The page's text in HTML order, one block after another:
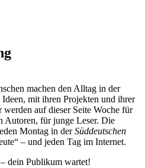
machen den Alltag in der
mit ihren Projekten und ihrer
auf dieser Seite Woche für
Autoren, für junge Leser. Die
Montag in derSüddeutschen
– und jeden Tag im Internet.
– dein Publikum wartet!